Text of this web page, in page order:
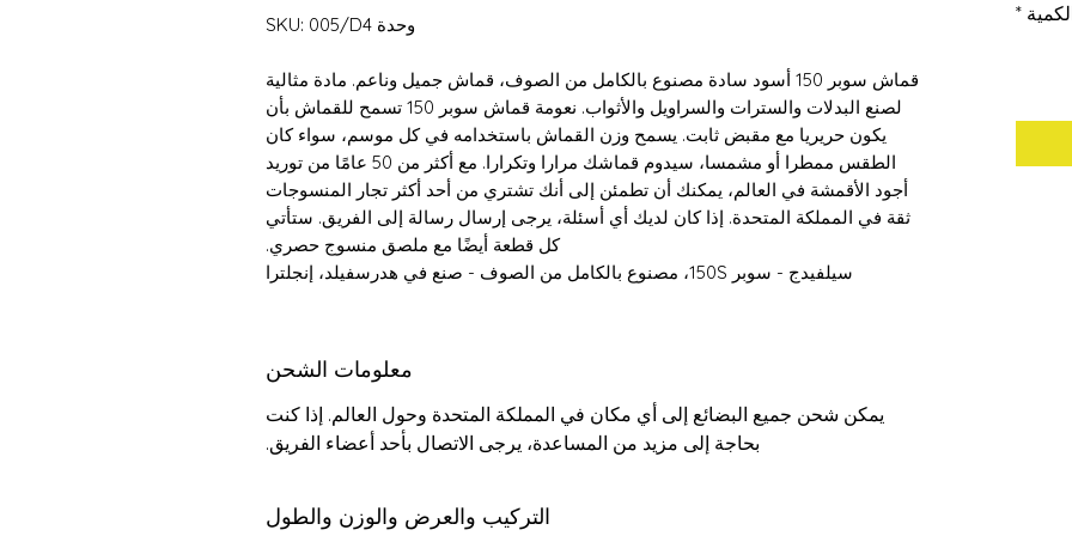
وحدة SKU: 005/D4
قماش سوبر 150 أسود سادة مصنوع بالكامل من الصوف، قماش جميل وناعم. مادة مثالية
لصنع البدلات والسترات والسراويل والأثواب. نعومة قماش سوبر 150 تسمح للقماش بأن
يكون حريريا مع مقبض ثابت. يسمح وزن القماش باستخدامه في كل موسم، سواء كان
الطقس ممطرا أو مشمسا، سيدوم قماشك مرارا وتكرارا. مع أكثر من 50 عامًا من توريد
أجود الأقمشة في العالم، يمكنك أن تطمئن إلى أنك تشتري من أحد أكثر تجار المنسوجات
ثقة في المملكة المتحدة. إذا كان لديك أي أسئلة، يرجى إرسال رسالة إلى الفريق. ستأتي
كل قطعة أيضًا مع ملصق منسوج حصري.
سيلفيدج - سوبر 150S، مصنوع بالكامل من الصوف - صنع في هدرسفيلد، إنجلترا
معلومات الشحن
يمكن شحن جميع البضائع إلى أي مكان في المملكة المتحدة وحول العالم. إذا كنت
بحاجة إلى مزيد من المساعدة، يرجى الاتصال بأحد أعضاء الفريق.
التركيب والعرض والوزن والطول
*